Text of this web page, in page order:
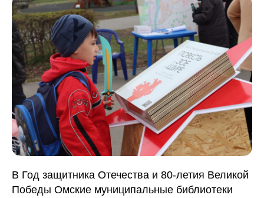
В Год защитника Отечества и 80-летия Великой
Победы Омские муниципальные библиотеки